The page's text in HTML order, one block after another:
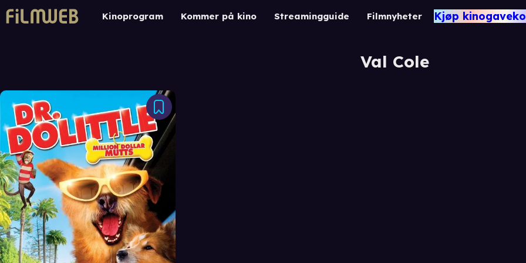
Kinoprogram Kommer på kino Streamingguide Filmnyheter Kjøp
Val Cole